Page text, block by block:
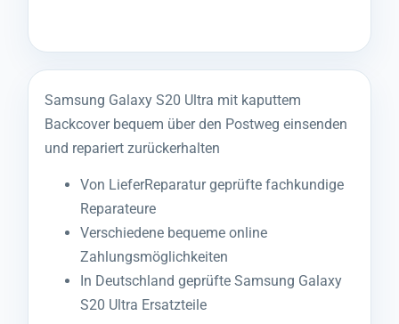
Samsung Galaxy S20 Ultra mit kaputtem
Backcover bequem über den Postweg einsenden
und repariert zurückerhalten
Von LieferReparatur geprüfte fachkundige
Reparateure
Verschiedene bequeme online
Zahlungsmöglichkeiten
In Deutschland geprüfte Samsung Galaxy
S20 Ultra Ersatzteile